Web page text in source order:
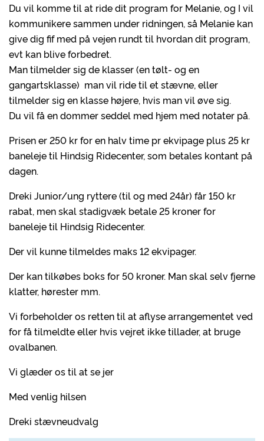
Du vil komme til at ride dit program for Melanie, og I vil
kommunikere sammen under ridningen, så Melanie kan
give dig fif med på vejen rundt til hvordan dit program,
evt kan blive forbedret.
Man tilmelder sig de klasser (en tølt- og en
gangartsklasse) man vil ride til et stævne, eller
tilmelder sig en klasse højere, hvis man vil øve sig.
Du vil få en dommer seddel med hjem med notater på.
Prisen er 250 kr for en halv time pr ekvipage plus 25 kr
baneleje til Hindsig Ridecenter, som betales kontant på
dagen.
Dreki Junior/ung ryttere (til og med 24år) får 150 kr
rabat, men skal stadigvæk betale 25 kroner for
baneleje til Hindsig Ridecenter.
Der vil kunne tilmeldes maks 12 ekvipager.
Der kan tilkøbes boks for 50 kroner. Man skal selv fjerne
klatter, hørester mm.
Vi forbeholder os retten til at aflyse arrangementet ved
for få tilmeldte eller hvis vejret ikke tillader, at bruge
ovalbanen.
Vi glæder os til at se jer
Med venlig hilsen
Dreki stævneudvalg